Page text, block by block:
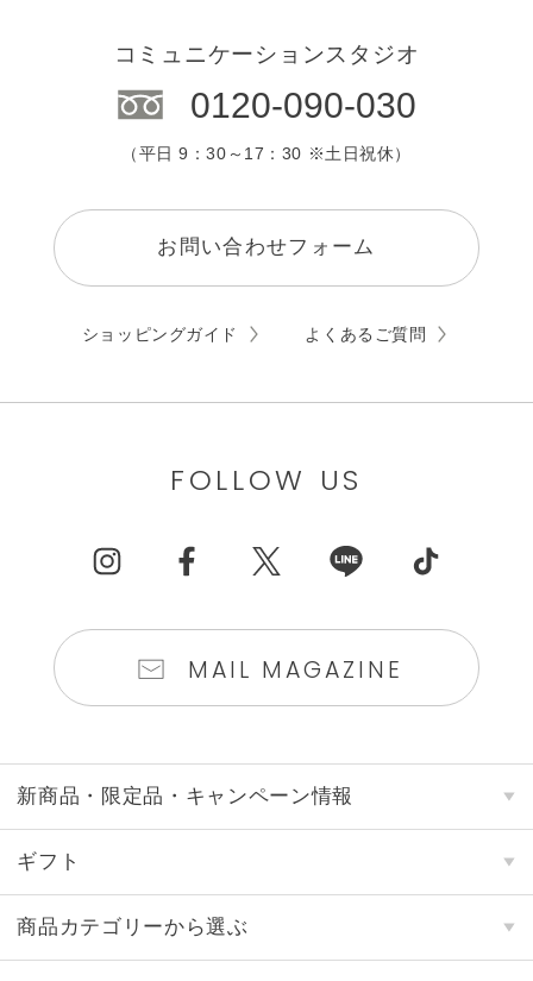
コミュニケーションスタジオ
0120-090-030
（平日 9：30～17：30 ※土日祝休）
お問い合わせフォーム
ショッピングガイド よくあるご質問
FOLLOW US
MAIL MAGAZINE
新商品・限定品・キャンペーン情報
ギフト
商品カテゴリーから選ぶ